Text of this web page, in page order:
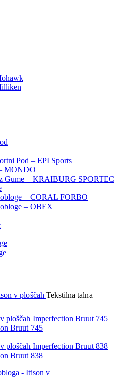
Pod – EPI Sports
MONDO
Gume – KRAIBURG SPORTEC
– CORAL FORBO
– OBEX
v ploščah Tekstilna talna
Bruut 745
Bruut 838